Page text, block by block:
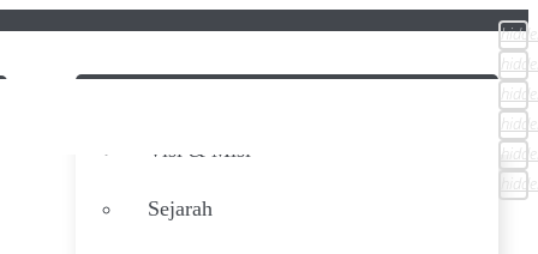
Visi & Misi
Sejarah